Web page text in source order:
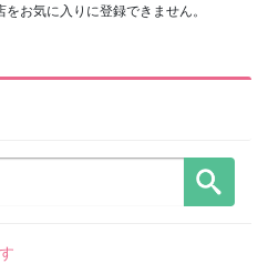
お気に入りに登録できません。